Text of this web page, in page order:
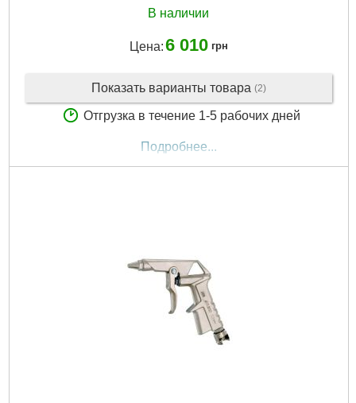
В наличии
Цена:6 010 грн
Показать варианты товара (2)
Отгрузка в течение 1-5 рабочих дней
Подробнее...